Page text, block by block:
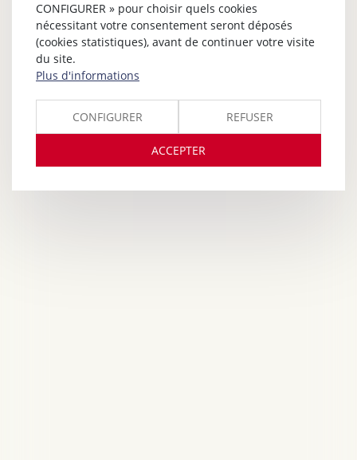
CONFIGURER » pour choisir quels cookies
nécessitant votre consentement seront déposés
(cookies statistiques), avant de continuer votre visite
du site.
Plus d'informations
CONFIGURER REFUSER
ACCEPTER